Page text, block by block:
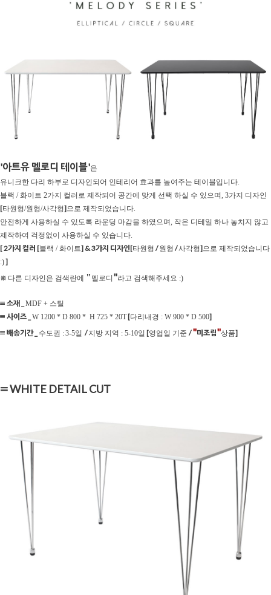
'아트유 멜로디 테이블'은
유니크한 다리 하부로 디자인되어 인테리어 효과를 높여주는 테이블입니다.
블랙 / 화이트 2가지 컬러로 제작되어 공간에 맞게 선택 하실 수 있으며, 3가지 디자인
[타원형/원형/사각형]으로 제작되었습니다.
안전하게 사용하실 수 있도록 라운딩 마감을 하였으며, 작은 디테일 하나 놓치지 않고
제작하여 걱정없이 사용하실 수 있습니다.
[ 2가지 컬러 [블랙 / 화이트] & 3가지 디자인[타원형 /원형 /사각형]으로 제작되었습니다
:)]
※ 다른 디자인은 검색란에 " 멜로디 "라고 검색해주세요 :)
≡ 소재 _ MDF + 스틸
≡ 사이즈 _ W 1200 * D 800 * H 725 * 20T[다리내경 : W 900 * D 500]
≡ 배송기간 _
수도권 :3-5일 /지방 지역 : 5-10일 [영업일 기준 /"미조립"상품]
≡ WHITE DETAIL CUT